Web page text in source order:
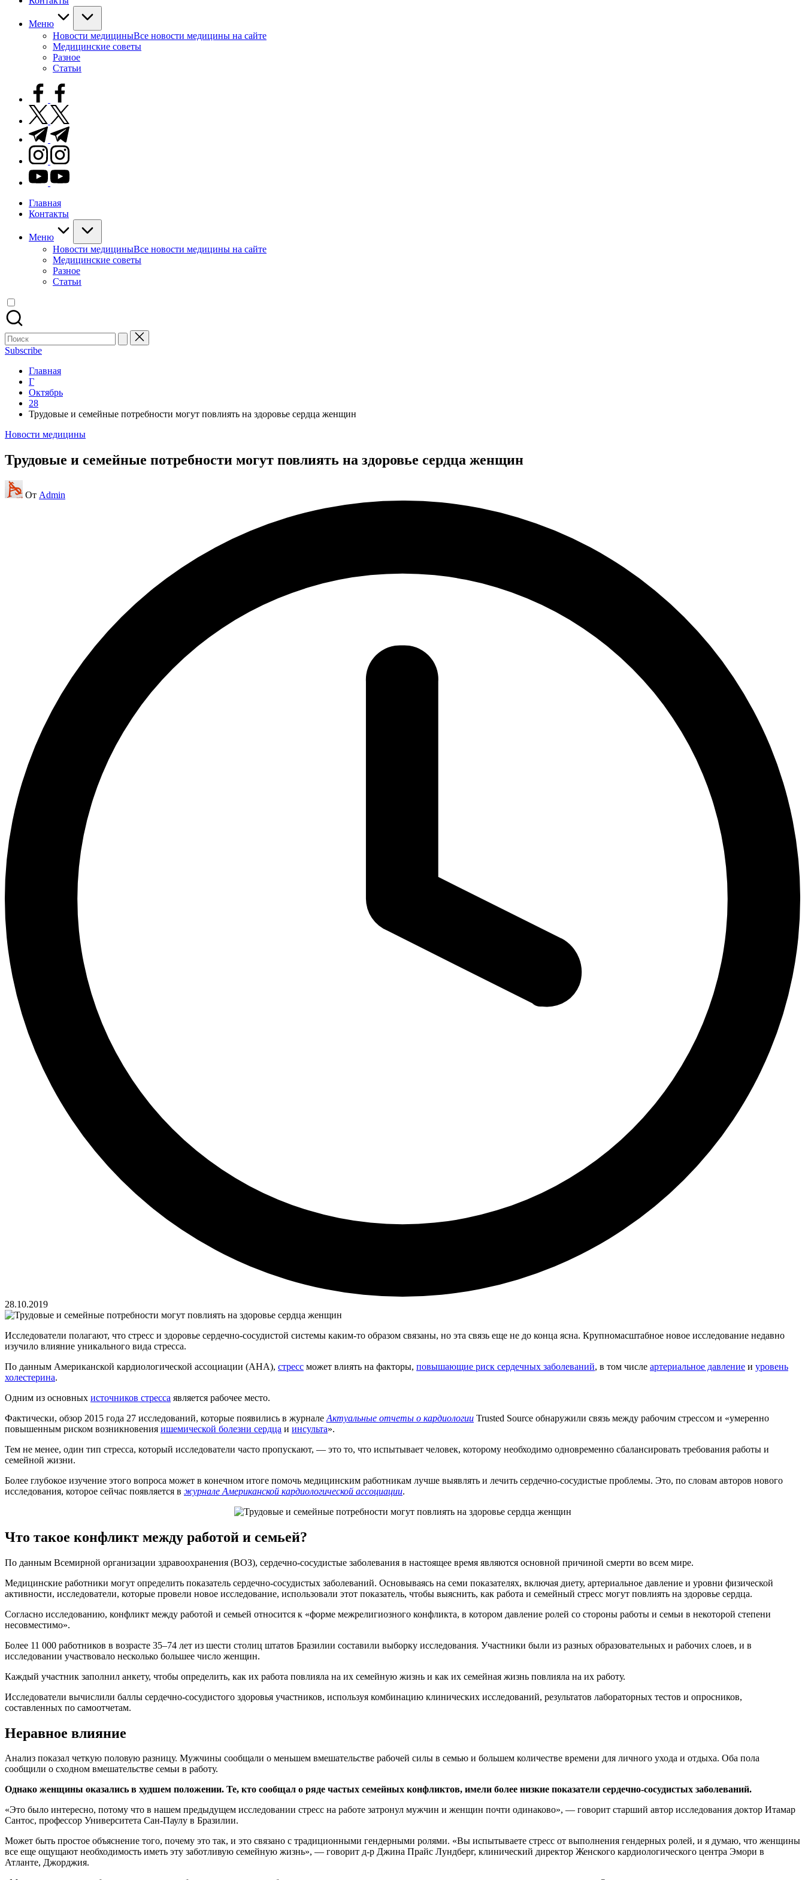
Меню
Новости медициныВсе новости медицины на сайте
Медицинские советы
Разное
Статьи
facebook.com
twitter.com
t.me
instagram.com
youtube.com
Главная
Контакты
Меню
Новости медициныВсе новости медицины на сайте
Медицинские советы
Разное
Статьи
Поиск
для:
Subscribe
Главная
Г
Октябрь
28
Трудовые и семейные потребности могут повлиять на здоровье сердца женщин
Опубликовано
Новости медицины
Трудовые и семейные потребности могут повлиять на здоровье сердца женщин
Запись
от
От Admin
28.10.2019
Исследователи полагают, что стресс и здоровье сердечно-сосудистой системы каким-то образом связаны, но эта связь еще не до конца ясна. Крупномасштабное новое исследование недавно
изучило влияние уникального вида стресса.
По данным Американской кардиологической ассоциации (AHA), стресс может влиять на факторы, повышающие риск сердечных заболеваний, в том числе артериальное давление и уровень
холестерина.
Одним из основных источников стресса является рабочее место.
Фактически, обзор 2015 года 27 исследований, которые появились в журнале Актуальные отчеты о кардиологии Trusted Source обнаружили связь между рабочим стрессом и «умеренно
повышенным риском возникновения ишемической болезни сердца и инсульта».
Тем не менее, один тип стресса, который исследователи часто пропускают, — это то, что испытывает человек, которому необходимо одновременно сбалансировать требования работы и
семейной жизни.
Более глубокое изучение этого вопроса может в конечном итоге помочь медицинским работникам лучше выявлять и лечить сердечно-сосудистые проблемы. Это, по словам авторов нового
исследования, которое сейчас появляется в журнале Американской кардиологической ассоциации.
Что такое конфликт между работой и семьей?
По данным Всемирной организации здравоохранения (ВОЗ), сердечно-сосудистые заболевания в настоящее время являются основной причиной смерти во всем мире.
Медицинские работники могут определить показатель сердечно-сосудистых заболеваний. Основываясь на семи показателях, включая диету, артериальное давление и уровни физической
активности, исследователи, которые провели новое исследование, использовали этот показатель, чтобы выяснить, как работа и семейный стресс могут повлиять на здоровье сердца.
Согласно исследованию, конфликт между работой и семьей относится к «форме межрелигиозного конфликта, в котором давление ролей со стороны работы и семьи в некоторой степени
несовместимо».
Более 11 000 работников в возрасте 35–74 лет из шести столиц штатов Бразилии составили выборку исследования. Участники были из разных образовательных и рабочих слоев, и в
исследовании участвовало несколько большее число женщин.
Каждый участник заполнил анкету, чтобы определить, как их работа повлияла на их семейную жизнь и как их семейная жизнь повлияла на их работу.
Исследователи вычислили баллы сердечно-сосудистого здоровья участников, используя комбинацию клинических исследований, результатов лабораторных тестов и опросников,
составленных по самоотчетам.
Неравное влияние
Анализ показал четкую половую разницу. Мужчины сообщали о меньшем вмешательстве рабочей силы в семью и большем количестве времени для личного ухода и отдыха. Оба пола
сообщили о сходном вмешательстве семьи в работу.
Однако женщины оказались в худшем положении. Те, кто сообщал о ряде частых семейных конфликтов, имели более низкие показатели сердечно-сосудистых заболеваний.
«Это было интересно, потому что в нашем предыдущем исследовании стресс на работе затронул мужчин и женщин почти одинаково», — говорит старший автор исследования доктор Итамар
Сантос, профессор Университета Сан-Паулу в Бразилии.
Может быть простое объяснение того, почему это так, и это связано с традиционными гендерными ролями. «Вы испытываете стресс от выполнения гендерных ролей, и я думаю, что женщины
все еще ощущают необходимость иметь эту заботливую семейную жизнь», — говорит д-р Джина Прайс Лундберг, клинический директор Женского кардиологического центра Эмори в
Атланте, Джорджия.